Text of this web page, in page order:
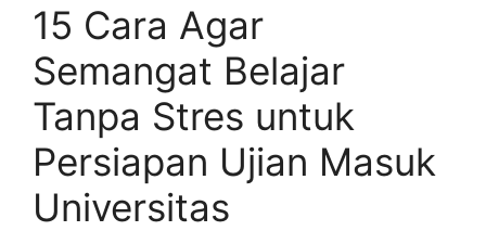
15 Cara Agar
Semangat Belajar
Tanpa Stres untuk
Persiapan Ujian Masuk
Universitas